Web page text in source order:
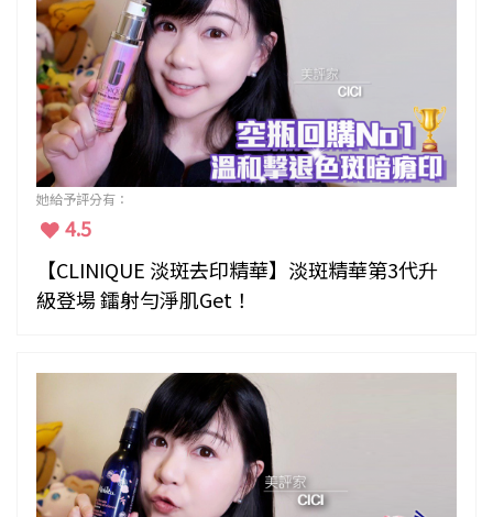
她給予評分有：
4.5
【CLINIQUE 淡斑去印精華】淡斑精華第3代升
級登場 鐳射勻淨肌Get！